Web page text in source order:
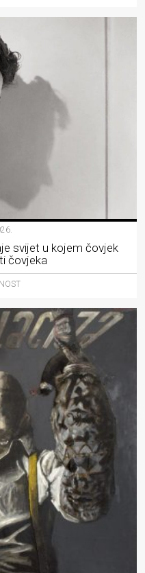
svijet u kojem čovjek
čovjeka